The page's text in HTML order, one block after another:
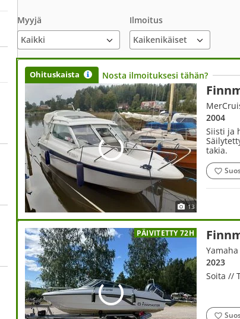
Myyjä Ilmoitus
Ohituskaista Nosta ilmoituksesi tähän?
13
2004
Siisti ja
takia.
PÄIVITETTY 72H
2023
Soita //